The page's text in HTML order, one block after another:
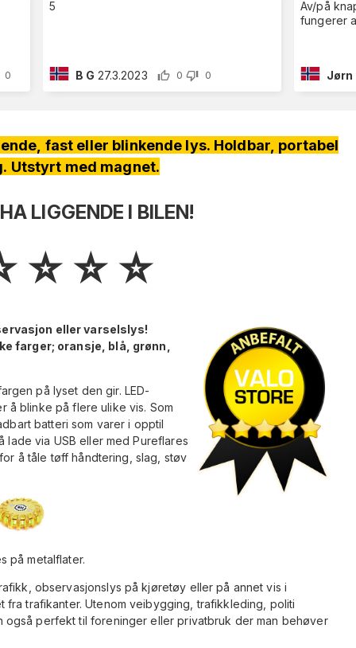
0
5
B G 27.3.2023 0 0
Av/på
fungerer
Jørn
fast eller blinkende lys. Holdbar, portabel
Utstyrt med magnet.
LIGGENDE I BILEN!
⭐️ ⭐️ ⭐️
eller varselslys!
farger; oransje, blå, grønn,
på lyset den gir. LED-
å blinke på flere ulike vis. Som
batteri som varer i opptil
via USB eller med Pureflares
å tåle tøff håndtering, slag, støv
på metalflater.
observasjonslys på kjøretøy eller på annet vis i
fra trafikanter. Utenom veibygging, trafikkleding, politi
perfekt til foreninger eller privatbruk der man behøver